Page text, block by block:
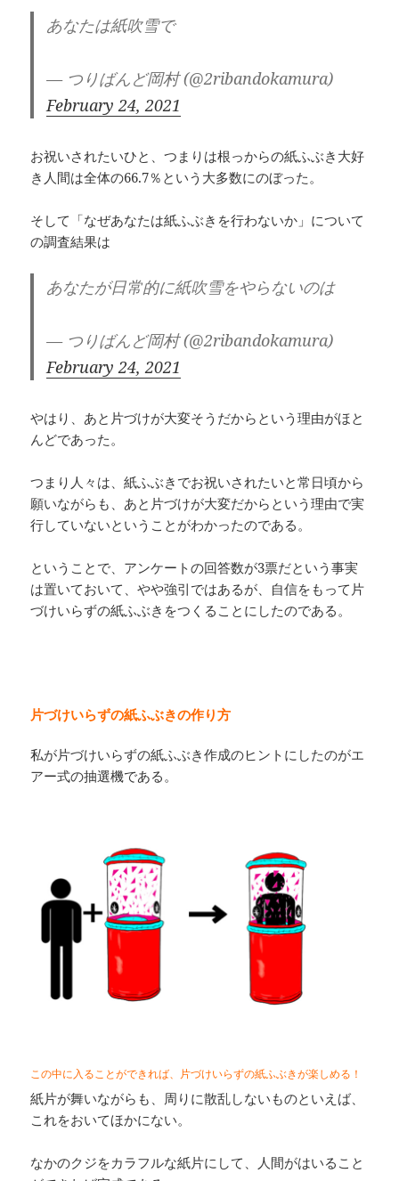
あなたは紙吹雪で
— つりばんど岡村 (@2ribandokamura)
February 24, 2021
お祝いされたいひと、つまりは根っからの紙ふぶき大好
き人間は全体の66.7％という大多数にのぼった。
そして「なぜあなたは紙ふぶきを行わないか」について
の調査結果は
あなたが日常的に紙吹雪をやらないのは
— つりばんど岡村 (@2ribandokamura)
February 24, 2021
やはり、あと片づけが大変そうだからという理由がほと
んどであった。
つまり人々は、紙ふぶきでお祝いされたいと常日頃から
願いながらも、あと片づけが大変だからという理由で実
行していないということがわかったのである。
ということで、アンケートの回答数が3票だという事実
は置いておいて、やや強引ではあるが、自信をもって片
づけいらずの紙ふぶきをつくることにしたのである。
片づけいらずの紙ふぶきの作り方
私が片づけいらずの紙ふぶき作成のヒントにしたのがエ
アー式の抽選機である。
この中に入ることができれば、片づけいらずの紙ふぶきが楽しめる！
紙片が舞いながらも、周りに散乱しないものといえば、
これをおいてほかにない。
なかのクジをカラフルな紙片にして、人間がはいること